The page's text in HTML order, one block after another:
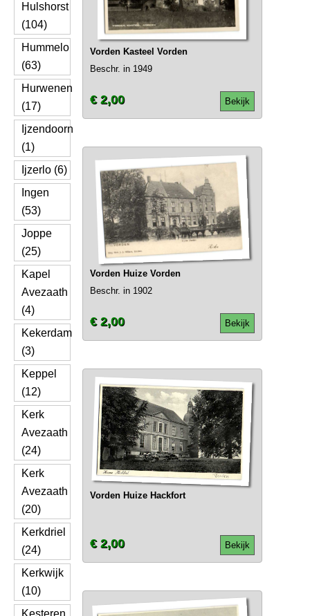
Hulshorst
(104)
Hummelo
(63)
Hurwenen
(17)
Ijzendoorn
(1)
Ijzerlo (6)
Ingen
(53)
Joppe
(25)
Kapel
Avezaath
(4)
Kekerdam
(3)
Keppel
(12)
Kerk
Avezaath
(24)
Kerk
Avezaath
(20)
Kerkdriel
(24)
Kerkwijk
(10)
Kesteren
Vorden Kasteel Vorden
Beschr. in 1949
Bekijk
€ 2,00
Vorden Huize Vorden
Beschr. in 1902
Bekijk
€ 2,00
Vorden Huize Hackfort
Bekijk
€ 2,00